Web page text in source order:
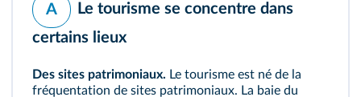
A
Le tourisme se concentre dans
certains lieux
Des sites patrimoniaux. Le tourisme est né de la
fréquentation de sites patrimoniaux. La baie du